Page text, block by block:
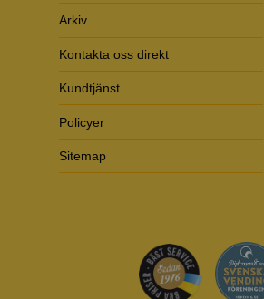
Arkiv
Kontakta oss direkt
Kundtjänst
Policyer
Sitemap